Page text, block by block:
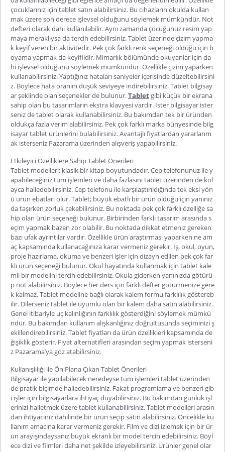
çocuklarınız için tabletsatın alabilirsiniz. Bu cihazların okulda kullan
mak üzere son derece işlevsel olduğunu söylemek mümkündür. Not
defteri olarak dahi kullanılabilir. Aynı zamanda çocuğunuz resim yap
maya meraklıysa da tercih edebilirsiniz. Tablet üzerinde çizim yapma
k keyif veren bir aktivitedir. Pek çok farklı renk seçeneği olduğu için b
oyama yapmak da keyiflidir. Mimarlık bölümünde okuyanlar için da
hi işlevsel olduğunu söylemek mümkündür. Özellikle çizim yaparken
kullanabilirsiniz. Yaptığınız hataları saniyeler içerisinde düzeltebilirsini
z. Böylece hata oranını düşük seviyeye indirebilirsiniz.Tablet bilgisay
arşeklinde olan seçenekler de bulunur.Tablet gibi küçük bir ekrana
sahip olan bu tasarımların ekstra klavyesi vardır. İster bilgisayar ister
seniz de tablet olarak kullanabilirsiniz. Bu bakımdan tek bir üründen
oldukça fazla verim alabilirsiniz. Pek çok farklı marka bünyesinde bilg
isayar tablet ürünlerini bulabilirsiniz. Avantajlı fiyatlardan yararlanm
ak isterseniz Pazarama üzerinden alışveriş yapabilirsiniz.
Etkileyici Özelliklere Sahip Tablet Önerileri
Tablet modelleri; klasik bir kitap boyutundadır. Cep telefonunuz ile y
apabileceğiniz tüm işlemleri ve daha fazlasını tablet üzerinden de kol
ayca halledebilirsiniz. Cep telefonu ile karşılaştırıldığında tek eksi yön
ü ürün ebatları olur. Tablet; büyük ebatlı bir ürün olduğu için yanınız
da taşırken zorluk çekebilirsiniz. Bu noktada pek çok farklı özelliğe sa
hip olan ürün seçeneği bulunur. Birbirinden farklı tasarım arasında s
eçim yapmak bazen zor olabilir. Bu noktada dikkat etmeniz gereken
bazı ufak ayrıntılar vardır. Özellikle ürün araştırması yaparken ne am
aç kapsamında kullanacağınıza karar vermeniz gerekir. İş, okul, oyun,
proje hazırlama, okuma ve benzeri işler için dizayn edilen pek çok far
klı ürün seçeneği bulunur. Okul hayatında kullanmak için tablet kale
mli bir modelini tercih edebilirsiniz. Okula giderken yanınızda götürü
p not alabilirsiniz. Böylece her ders için farklı defter götürmenize gere
k kalmaz. Tablet modeline bağlı olarak kalem formu farklılık göstereb
ilir. Dilerseniz tablet ile uyumlu olan bir kalem daha satın alabilirsiniz.
Genel itibariyle uç kalınlığının farklılık gösterdiğini söylemek mümkü
ndür. Bu bakımdan kullanım alışkanlığınız doğrultusunda seçiminizi ş
ekillendirebilirsiniz.Tablet fiyatlarıda ürün özellikleri kapsamında de
ğişiklik gösterir. Fiyat alternatifleri arasından seçim yapmak isterseni
z Pazarama’ya göz atabilirsiniz.
Kullanışlılığı ile Ön Plana Çıkan Tablet Önerileri
Bilgisayar ile yapılabilecek neredeyse tüm işlemleri tablet üzerinden
de pratik biçimde halledebilirsiniz. Fakat programlama ve benzeri gib
i işler için bilgisayarlara ihtiyaç duyabilirsiniz. Bu bakımdan günlük işl
erinizi halletmek üzere tablet kullanabilirsiniz. Tablet modelleri arasın
dan ihtiyacınız dahilinde bir ürün seçip satın alabilirsiniz. Öncelikle ku
llanım amacına karar vermeniz gerekir. Film ve dizi izlemek için bir ür
ün arayışındaysanız büyük ekranlı bir model tercih edebilirsiniz. Böyl
ece dizi ve filmleri daha net şekilde izleyebilirsiniz. Ürünler genel olar